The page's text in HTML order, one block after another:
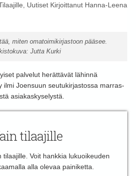
UutisetKirjoittanut Hanna-Leena
miten omatoimikirjastoon pääsee.
Jutta Kurki
palvelut herättävät lähinnä
ilmi Joensuun seutukirjastossa marras-
asiakaskyselystä.
tilaajille
tilaajille. Voit hankkia lukuoikeuden
alla olevaa painiketta.